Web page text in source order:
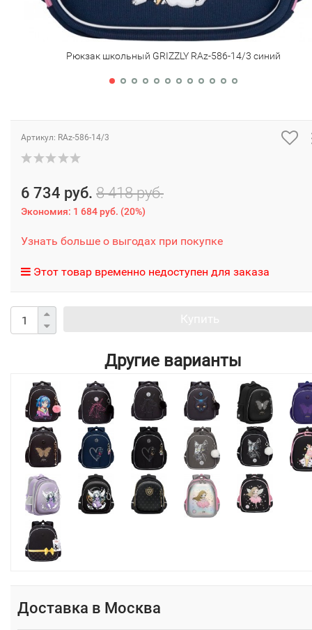
Рюкзак школьный GRIZZLY RAz-586-14/3 синий
Артикул: RAz-586-14/3
6 734 руб. 8 418 руб.
Экономия: 1 684 руб. (20%)
Узнать больше о выгодах при покупке
Этот товар временно недоступен для заказа
Другие варианты
Доставка в Москва